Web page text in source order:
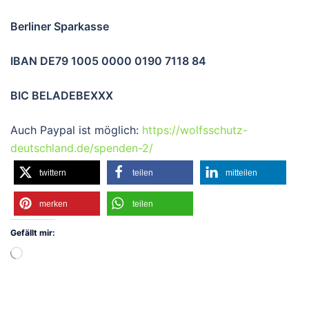
Berliner Sparkasse
IBAN DE79 1005 0000 0190 7118 84
BIC BELADEBEXXX
Auch Paypal ist möglich: https://wolfsschutz-
deutschland.de/spenden-2/
twittern teilen mitteilen
merken teilen
Gefällt mir:
Wird